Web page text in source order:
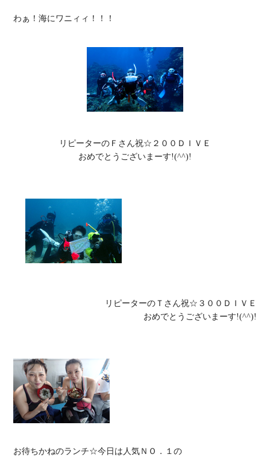
わぁ！海にワニィィ！！！
リピーターのＦさん祝☆２００ＤＩＶＥ
おめでとうございまーす!(^^)!
リピーターのＴさん祝☆３００ＤＩＶＥ
おめでとうございまーす!(^^)!
お待ちかねのランチ☆今日は人気ＮＯ．１の